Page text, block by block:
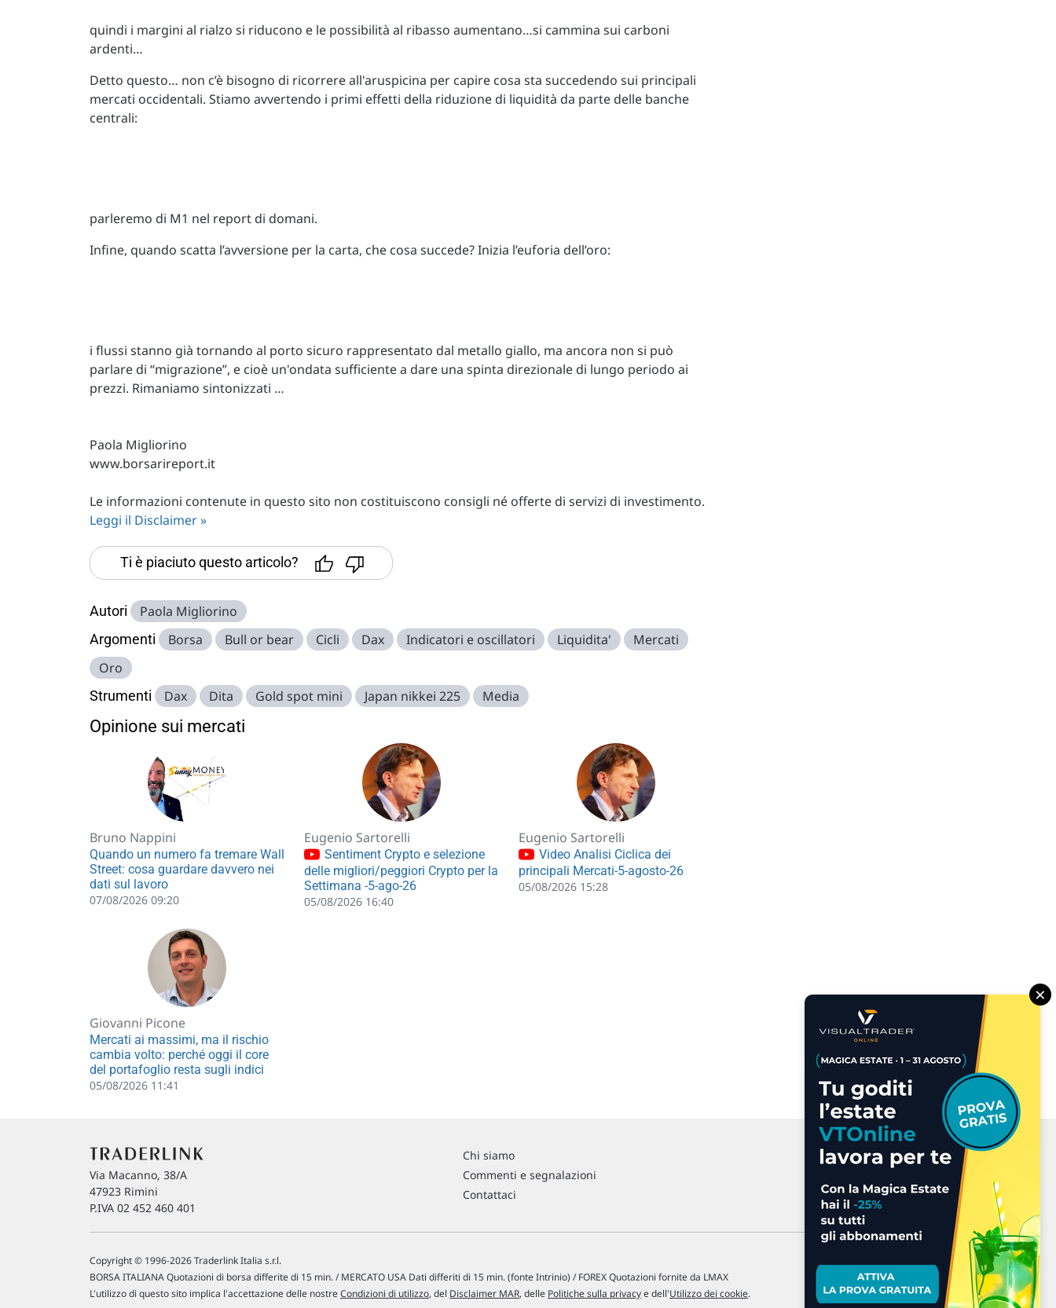
quindi i margini al rialzo si riducono e le possibilità al ribasso aumentano…si cammina sui carboni
ardenti…
Detto questo… non c’è bisogno di ricorrere all'aruspicina per capire cosa sta succedendo sui principali
mercati occidentali. Stiamo avvertendo i primi effetti della riduzione di liquidità da parte delle banche
centrali:
parleremo di M1 nel report di domani.
Infine, quando scatta l’avversione per la carta, che cosa succede? Inizia l’euforia dell’oro:
i flussi stanno già tornando al porto sicuro rappresentato dal metallo giallo, ma ancora non si può
parlare di “migrazione”, e cioè un'ondata sufficiente a dare una spinta direzionale di lungo periodo ai
prezzi. Rimaniamo sintonizzati …
Paola Migliorino
www.borsarireport.it
Le informazioni contenute in questo sito non costituiscono consigli né offerte di servizi di investimento.
Leggi il Disclaimer »
Ti è piaciuto questo articolo?
Autori Paola Migliorino
Argomenti Borsa Bull or bear Cicli Dax Indicatori e oscillatori Liquidita'
Mercati
Oro
Strumenti Dax Dita Gold spot mini Japan nikkei 225 Media
Opinione sui mercati
Bruno Nappini
Quando un numero fa tremare Wall
Street: cosa guardare davvero nei
dati sul lavoro
07/08/2026 09:20
Eugenio Sartorelli
Sentiment Crypto e selezione
delle migliori/peggiori Crypto per la
Settimana -5-ago-26
05/08/2026 16:40
Eugenio Sartorelli
Video Analisi Ciclica dei
principali Mercati-5-agosto-26
05/08/2026 15:28
Giovanni Picone
Mercati ai massimi, ma il rischio
cambia volto: perché oggi il core
del portafoglio resta sugli indici
05/08/2026 11:41
Via Macanno, 38/A
47923 Rimini
P.IVA 02 452 460 401
Chi siamo
Commenti e segnalazioni
Contattaci
Copyright © 1996-2026 Traderlink Italia s.r.l.
BORSA ITALIANA Quotazioni di borsa differite di 15 min. / MERCATO USA Dati differiti di 15 min. (fonte Intrinio) / FOREX Quotazioni fornite da LMAX
L'utilizzo di questo sito implica l'accettazione delle nostreCondizioni di utilizzo, del Disclaimer MAR, delle Politiche sulla privacye dell'Utilizzo dei cookie.
×